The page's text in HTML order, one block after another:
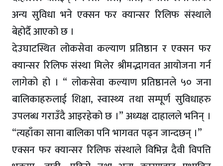
अन्य सुविधा भने एक्सन फर क्यान्सर रिलिफ संस्थाले
बेहोर्दै आएको छ ।
देउघाटस्थित लोकसेवा कल्याण प्रतिष्ठान र एक्सन फर
क्यान्सर रिलिफ संस्था मिलेर श्रीमद्भागवत आयोजना गर्न
लागेको हो । “ लोकसेवा कल्याण प्रतिष्ठानले ५० जना
बालिकाहरुलाई शिक्षा, स्वास्थ्य तथा सम्पूर्ण सुविधाहरु
उपलब्ध गराउँदै आइरहेको छ ।” अध्यक्ष दाहालले भनिन् ।
“त्यहाँका साना बालिका पनि भागवत पढ्न जान्दछन् ।”
एक्सन फर क्यान्सर रिलिफ संस्थाले विभिन्न दैवी विपत्ति